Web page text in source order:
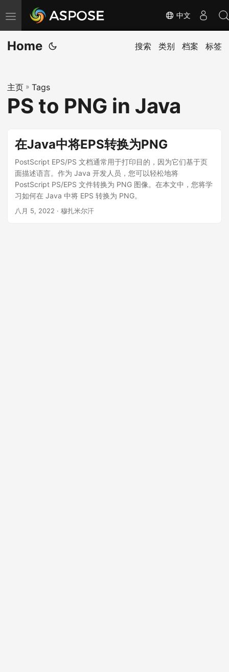
切
换
导
中文
Home 搜索 类别 档案 标签
主页 » Tags
PS to PNG in Java
在Java中将EPS转换为PNG
PostScript EPS/PS 文档通常用于打印目的，因为它们基于页
面描述语言。作为 Java 开发人员，您可以轻松地将
PostScript PS/EPS 文件转换为 PNG 图像。在本文中，您将学
习如何在 Java 中将 EPS 转换为 PNG。
八月 5, 2022 · 穆扎米尔汗